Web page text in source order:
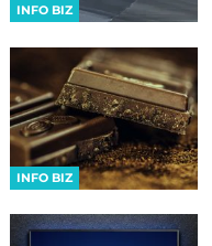
INFO BIZ
INFO BIZ